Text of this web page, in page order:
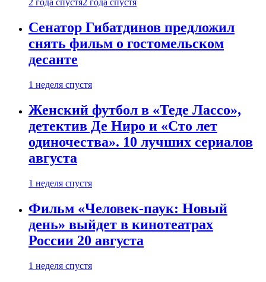
2 года спустя2 года спустя
Сенатор Гибатдинов предложил
снять фильм о гостомельском
десанте
1 неделя спустя
Женский футбол в «Теде Лассо»,
детектив Де Ниро и «Сто лет
одиночества». 10 лучших сериалов
августа
1 неделя спустя
Фильм «Человек-паук: Новый
день» выйдет в кинотеатрах
России 20 августа
1 неделя спустя